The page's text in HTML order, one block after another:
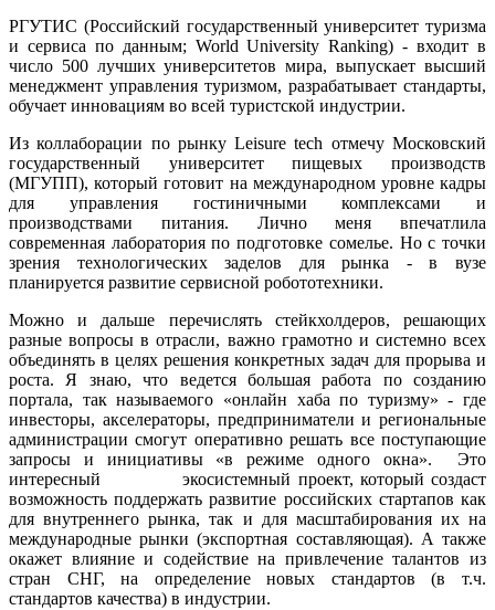
РГУТИС (Российский государственный университет туризма
и сервиса по данным; World University Ranking) - входит в
число 500 лучших университетов мира, выпускает высший
менеджмент управления туризмом, разрабатывает стандарты,
обучает инновациям во всей туристской индустрии.
Из коллаборации по рынку Leisure tech отмечу Московский
государственный университет пищевых производств
(МГУПП), который готовит на международном уровне кадры
для управления гостиничными комплексами и
производствами питания. Лично меня впечатлила
современная лаборатория по подготовке сомелье. Но с точки
зрения технологических заделов для рынка - в вузе
планируется развитие сервисной робототехники.
Можно и дальше перечислять стейкхолдеров, решающих
разные вопросы в отрасли, важно грамотно и системно всех
объединять в целях решения конкретных задач для прорыва и
роста. Я знаю, что ведется большая работа по созданию
портала, так называемого «онлайн хаба по туризму» - где
инвесторы, акселераторы, предприниматели и региональные
администрации смогут оперативно решать все поступающие
запросы и инициативы «в режиме одного окна». Это
интересный экосистемный проект, который создаст
возможность поддержать развитие российских стартапов как
для внутреннего рынка, так и для масштабирования их на
международные рынки (экспортная составляющая). А также
окажет влияние и содействие на привлечение талантов из
стран СНГ, на определение новых стандартов (в т.ч.
стандартов качества) в индустрии.